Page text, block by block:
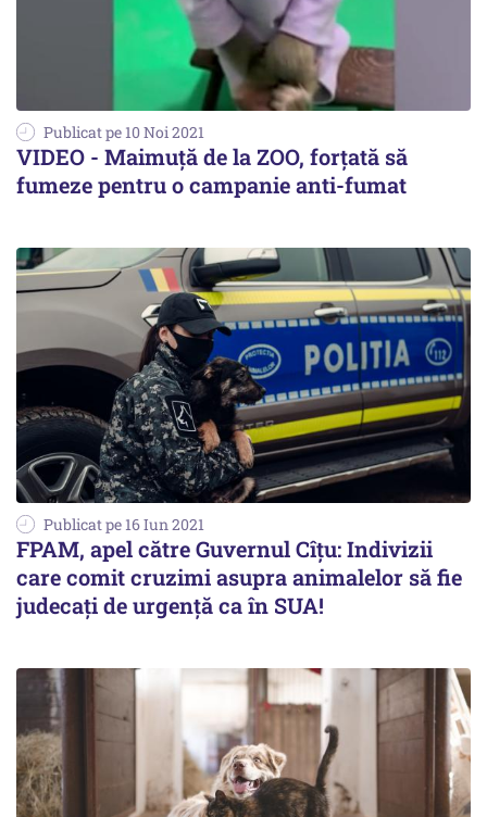
Publicat pe 10 Noi 2021
VIDEO - Maimuță de la ZOO, forțată să
fumeze pentru o campanie anti-fumat
Publicat pe 16 Iun 2021
FPAM, apel către Guvernul Cîțu: Indivizii
care comit cruzimi asupra animalelor să fie
judecați de urgență ca în SUA!